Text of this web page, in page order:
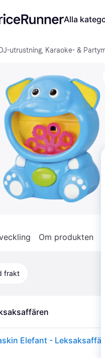
Alla
DJ-utrustning, Karaoke- &
Om produkten
frakt
Elefant -